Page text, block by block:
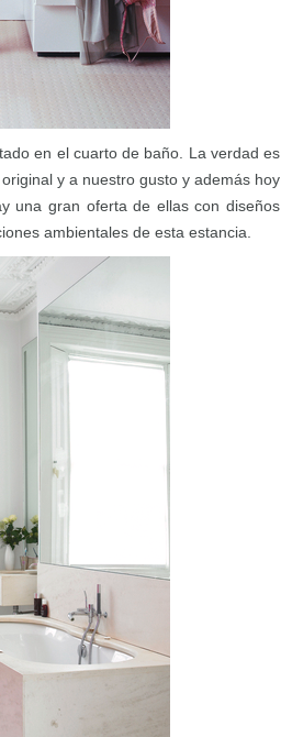
en el cuarto de baño. La verdad es
y a nuestro gusto y además hoy
una gran oferta de ellas con diseños
ambientales de esta estancia.